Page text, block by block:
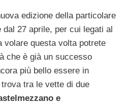
edizione della particolare
27 aprile, per cui legati al
volare questa volta potrete
che è già un successo
più bello essere in
tra le vette di due
e